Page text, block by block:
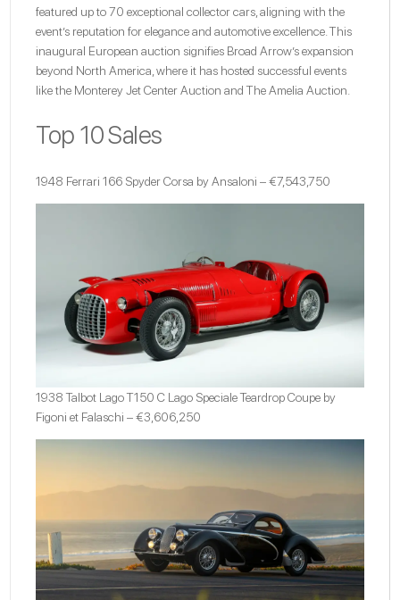
featured up to 70 exceptional collector cars, aligning with the
event’s reputation for elegance and automotive excellence. This
inaugural European auction signifies Broad Arrow’s expansion
beyond North America, where it has hosted successful events
like the Monterey Jet Center Auction and The Amelia Auction.
Top 10 Sales
1948 Ferrari 166 Spyder Corsa by Ansaloni – €7,543,750
1938 Talbot Lago T150 C Lago Speciale Teardrop Coupe by
Figoni et Falaschi – €3,606,250